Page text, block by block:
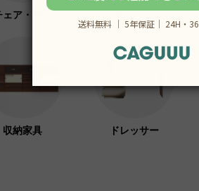
ェア・椅子 テーブル
収納家具 ドレッサー